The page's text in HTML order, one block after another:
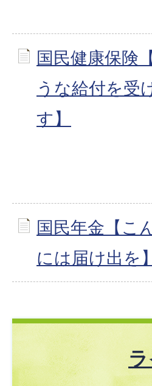
国民健康保険
うな給付を受
す】
国民年金【こ
には届け出を】